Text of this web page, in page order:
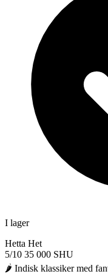
I lager
Hetta Het
5/10 35 000 SHU
🌶️ Indisk klassiker med